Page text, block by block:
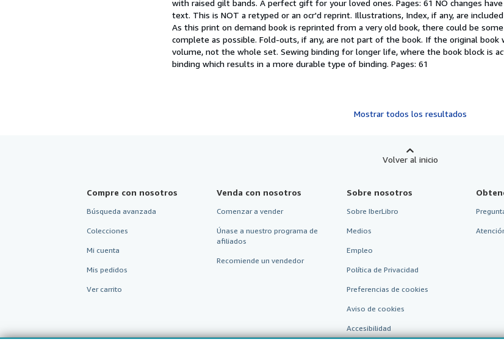
estrellas
with raised gilt bands. A perfect gift for your loved ones. Pages: 61 NO changes
text. This is NOT a retyped or an ocr'd reprint. Illustrations, Index, if any, are
As this print on demand book is reprinted from a very old book, there could be
complete as possible. Fold-outs, if any, are not part of the book. If the original
volume, not the whole set. Sewing binding for longer life, where the book block is
binding which results in a more durable type of binding. Pages: 61
Mostrar todos los resultados
Volver al inicio
Compre con nosotros
Búsqueda avanzada
Colecciones
Mi cuenta
Mis pedidos
Ver carrito
Venda con nosotros
Comenzar a vender
Únase a nuestro programa de
afiliados
Recomiende un vendedor
Sobre nosotros
Sobre IberLibro
Medios
Empleo
Política de Privacidad
Preferencias de cookies
Aviso de cookies
Accesibilidad